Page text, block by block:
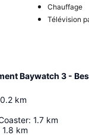
Chauffage
Télévision
Baywatch 3 -
0.2 km
: 1.7 km
1.8 km